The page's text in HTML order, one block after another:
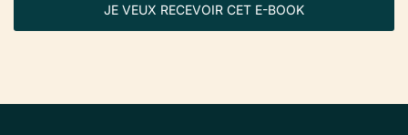
JE VEUX RECEVOIR CET E-BOOK